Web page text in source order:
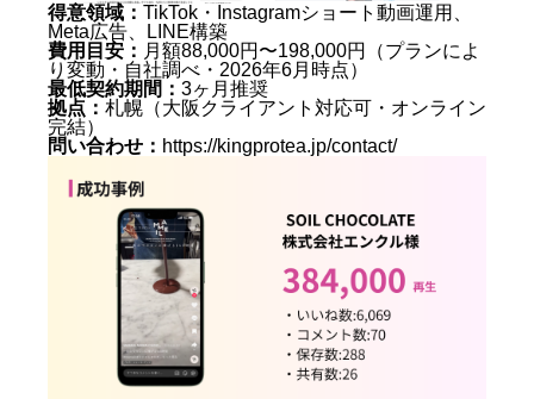
得意領域： TikTok・Instagramショート動画運用、
Meta広告、LINE構築
費用目安： 月額88,000円〜198,000円（プランによ
り変動・自社調べ・2026年6月時点）
最低契約期間： 3ヶ月推奨
拠点： 札幌（大阪クライアント対応可・オンライン
完結）
問い合わせ： https://kingprotea.jp/contact/